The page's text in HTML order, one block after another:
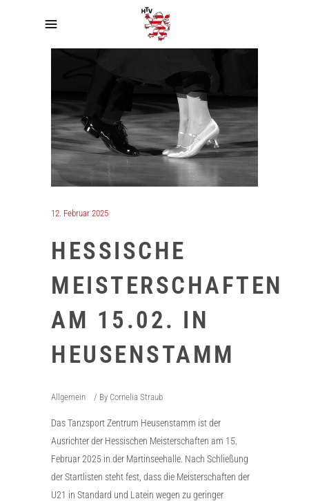
12. Februar 2025
HESSISCHE
MEISTERSCHAFTEN
AM 15.02. IN
HEUSENSTAMM
Allgemein By Cornelia Straub
Das Tanzsport Zentrum Heusenstamm ist der
Ausrichter der Hessischen Meisterschaften am 15.
Februar 2025 in der Martinseehalle. Nach Schließung
der Startlisten steht fest, dass die Meisterschaften der
U21 in Standard und Latein wegen zu geringer